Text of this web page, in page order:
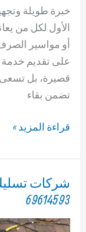
خبرة طويلة
الأول لكل من
أو مواسير
على تقديم خدمة
قصيرة، بل تسعى
تضمن بقاء
تسليك
بالعقيلة
69614593
قراءة المزيد »
شركات
69614593